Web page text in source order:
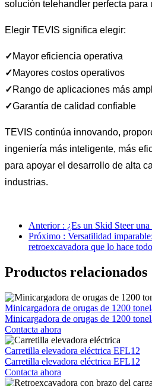
solución telehandler perfecta para
Elegir TEVIS significa elegir:
✓Mayor eficiencia operativa
✓Mayores costos operativos
✓Rango de aplicaciones más
✓Garantía de calidad confiable
TEVIS continúa innovando,
ingeniería más inteligente, más
para apoyar el desarrollo de alta
industrias.
Anterior : ¿Es un Skid Steer una
Próximo : Versatilidad
retroexcavadora que lo hace todo
Productos relacionados
Minicargadora de orugas de 1200
Minicargadora de orugas de 1200
Contacta ahora
Carretilla elevadora eléctrica EFL12
Carretilla elevadora eléctrica EFL12
Contacta ahora